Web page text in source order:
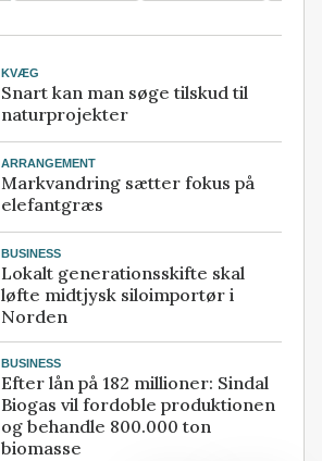
KVÆG
Snart kan man søge tilskud til
naturprojekter
ARRANGEMENT
Markvandring sætter fokus på
elefantgræs
BUSINESS
Lokalt generationsskifte skal
løfte midtjysk siloimportør i
Norden
BUSINESS
Efter lån på 182 millioner: Sindal
Biogas vil fordoble produktionen
og behandle 800.000 ton
biomasse